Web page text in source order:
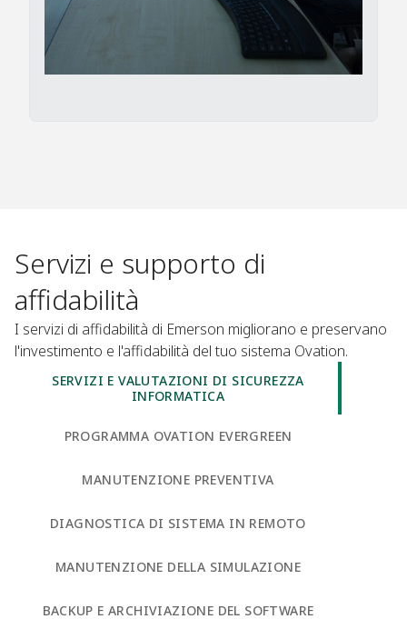
Servizi e supporto di
affidabilità
I servizi di affidabilità di Emerson migliorano e preservano
l'investimento e l'affidabilità del tuo sistema Ovation.​
SERVIZI E VALUTAZIONI DI SICUREZZA
INFORMATICA​
PROGRAMMA OVATION EVERGREEN​
MANUTENZIONE PREVENTIVA​
DIAGNOSTICA DI SISTEMA IN REMOTO
MANUTENZIONE DELLA SIMULAZIONE​
BACKUP E ARCHIVIAZIONE DEL SOFTWARE​